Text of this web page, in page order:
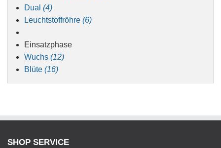
Dual (4)
Leuchtstoffröhre (6)
Einsatzphase
Wuchs (12)
Blüte (16)
SHOP SERVICE